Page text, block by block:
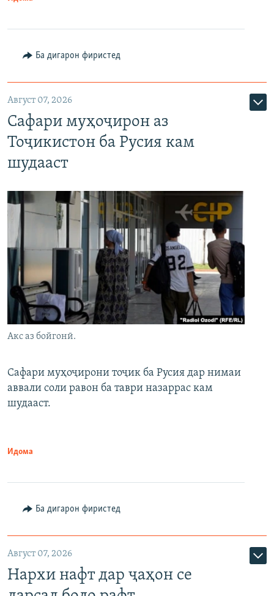
Ба дигарон фиристед
Август 07, 2026
Сафари муҳоҷирон аз
Тоҷикистон ба Русия кам
шудааст
Акс аз бойгонӣ.
Сафари муҳоҷирони тоҷик ба Русия дар нимаи
аввали соли равон ба таври назаррас кам
шудааст.
Идома
Ба дигарон фиристед
Август 07, 2026
Нархи нафт дар ҷаҳон се